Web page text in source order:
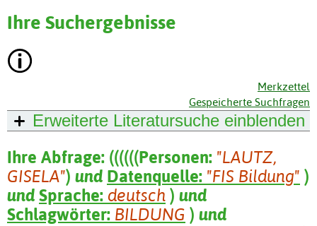
Ihre Suchergebnisse
Merkzettel
Gespeicherte Suchfragen
Erweiterte Literatursuche einblenden
Ihre Abfrage: ((((((Personen: "LAUTZ,
GISELA") und Datenquelle: "FIS Bildung" )
und Sprache: deutsch ) und
Schlagwörter: BILDUNG ) und